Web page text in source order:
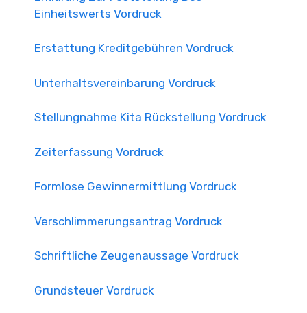
Einheitswerts Vordruck
Erstattung Kreditgebühren Vordruck
Unterhaltsvereinbarung Vordruck
Stellungnahme Kita Rückstellung Vordruck
Zeiterfassung Vordruck
Formlose Gewinnermittlung Vordruck
Verschlimmerungsantrag Vordruck
Schriftliche Zeugenaussage Vordruck
Grundsteuer Vordruck